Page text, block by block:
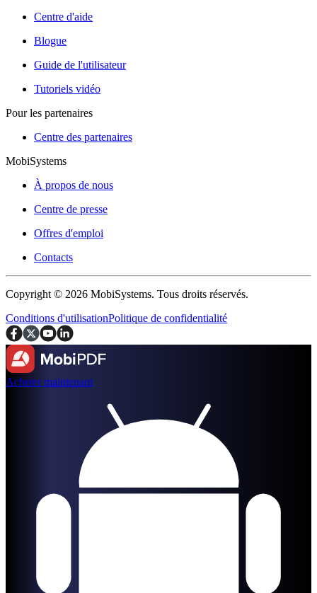
Centre d'aide
Blogue
Guide de l'utilisateur
Tutoriels vidéo
Pour les partenaires
Centre des partenaires
MobiSystems
À propos de nous
Centre de presse
Offres d'emploi
Contacts
Copyright © 2026 MobiSystems. Tous droits réservés.
Conditions d'utilisationPolitique de confidentialité
Acheter maintenant